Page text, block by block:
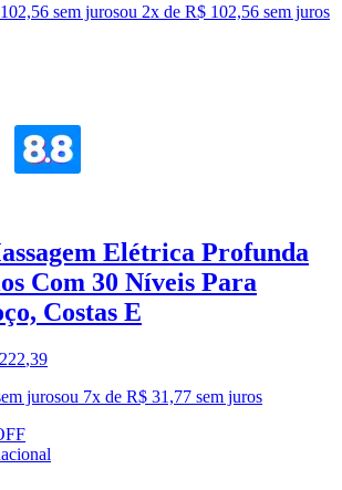
sem jurosou 2x de R$ 102,56 sem juros
Elétrica Profunda
Com 30 Níveis Para
Costas E
222,39
jurosou 7x de R$ 31,77 sem juros